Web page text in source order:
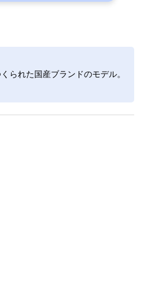
られた国産ブランドのモデル。